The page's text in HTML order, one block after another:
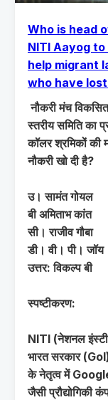
Who is head
NITI Aayog
help migrant
who have
नौकरी मंच
स्तरीय समिति का
कॉलर श्रमिकों की
नौकरी खो दी है?
उ। सामंत गोयल
बी अमिताभ कांत
सी। राजीव गौबा
डी। वी। पी। जॉय
उत्तर: विकल्प बी
स्पष्टीकरण:
NITI (नेशनल
भारत सरकार
के नेतृत्व में
जैसी प्रौद्योगिकी